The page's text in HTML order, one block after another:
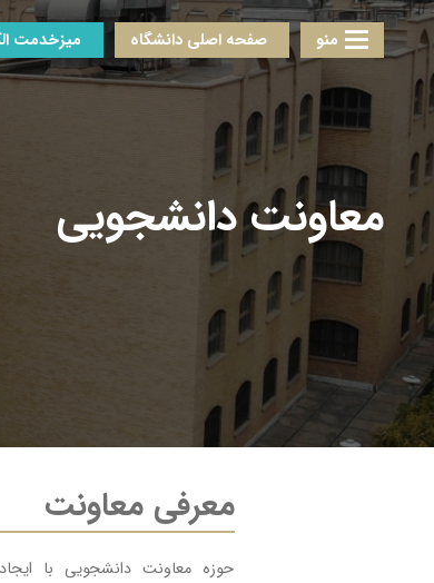
منو صفحه اصلی دانشگاه میزخدمت
معاونت دانشجویی
معرفی معاونت
​حوزه معاونت دانشجویی با